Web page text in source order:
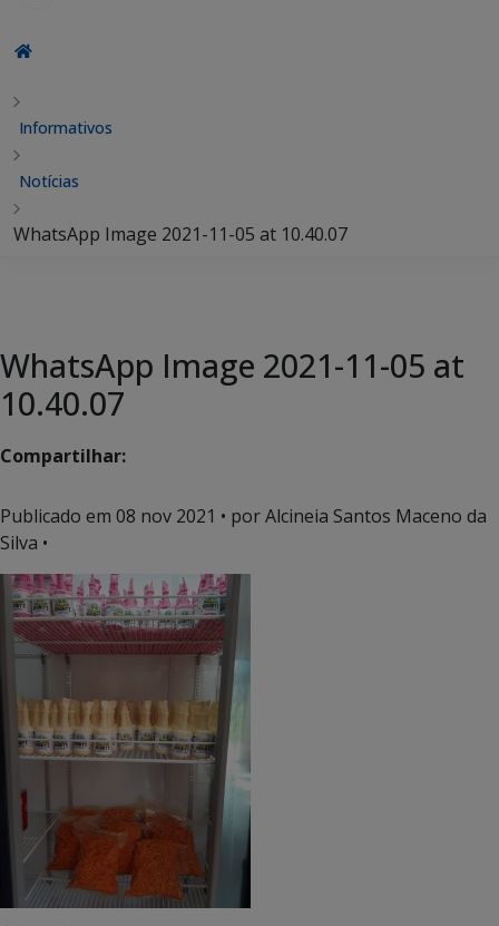
Informativos
Notícias
WhatsApp Image 2021-11-05 at 10.40.07
WhatsApp Image 2021-11-05 at
10.40.07
Compartilhar:
Publicado em 08 nov 2021 • por Alcineia Santos Maceno da
Silva •